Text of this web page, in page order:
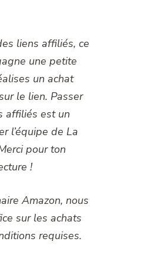
liens affiliés, ce
une petite
un achat
le lien. Passer
affiliés est un
l’équipe de La
pour ton
!
Amazon, nous
sur les achats
requises.